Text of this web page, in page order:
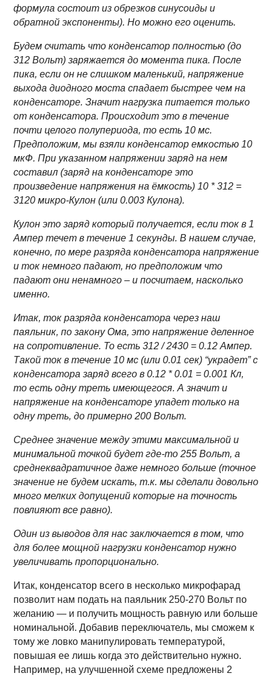
формула состоит из обрезков синусоиды и
обратной экспоненты). Но можно его оценить.
Будем считать что конденсатор полностью (до
312 Вольт) заряжается до момента пика. После
пика, если он не слишком маленький, напряжение
выхода диодного моста спадает быстрее чем на
конденсаторе. Значит нагрузка питается только
от конденсатора. Происходит это в течение
почти целого полупериода, то есть 10 мс.
Предположим, мы взяли конденсатор емкостью 10
мкФ. При указанном напряжении заряд на нем
составил (заряд на конденсаторе это
произведение напряжения на ёмкость) 10 * 312 =
3120 микро-Кулон (или 0.003 Кулона).
Кулон это заряд который получается, если ток в 1
Ампер течет в течение 1 секунды. В нашем случае,
конечно, по мере разряда конденсатора напряжение
и ток немного падают, но предположим что
падают они ненамного – и посчитаем, насколько
именно.
Итак, ток разряда конденсатора через наш
паяльник, по закону Ома, это напряжение деленное
на сопротивление. То есть 312 / 2430 = 0.12 Ампер.
Такой ток в течение 10 мс (или 0.01 сек) “украдет” с
конденсатора заряд всего в 0.12 * 0.01 = 0.001 Кл,
то есть одну треть имеющегося. А значит и
напряжение на конденсаторе упадет только на
одну треть, до примерно 200 Вольт.
Среднее значение между этими максимальной и
минимальной точкой будет где-то 255 Вольт, а
среднеквадратичное даже немного больше (точное
значение не будем искать, т.к. мы сделали довольно
много мелких допущений которые на точность
повлияют все равно).
Один из выводов для нас заключается в том, что
для более мощной нагрузки конденсатор нужно
увеличивать пропорционально.
Итак, конденсатор всего в несколько микрофарад
позволит нам подать на паяльник 250-270 Вольт по
желанию — и получить мощность равную или больше
номинальной. Добавив переключатель, мы сможем к
тому же ловко манипулировать температурой,
повышая ее лишь когда это действительно нужно.
Например, на улучшенной схеме предложены 2